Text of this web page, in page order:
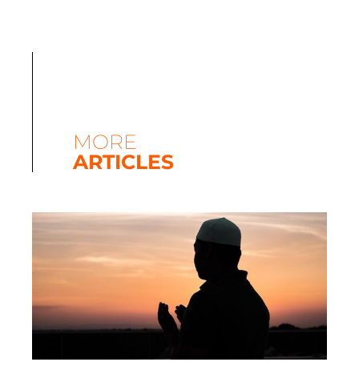
MORE
ARTICLES